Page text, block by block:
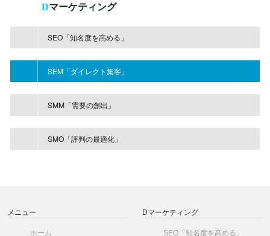
Dマーケティング
SEO「知名度を高める」
SEM「ダイレクト集客」
SMM「需要の創出」
SMO「評判の最適化」
メニュー
ホーム
Dマーケティング
SEO「知名度を高める」